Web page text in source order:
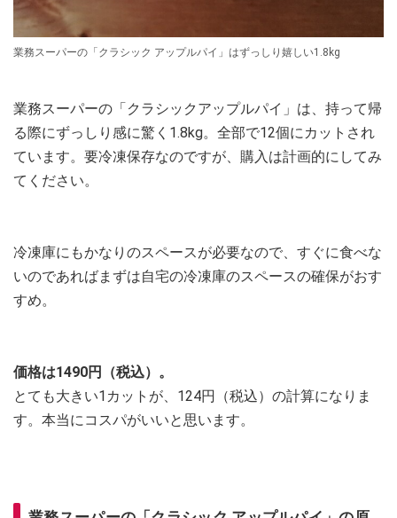
業務スーパーの「クラシック アップルパイ」はずっしり嬉しい1.8kg
業務スーパーの「クラシックアップルパイ」は、持って帰
る際にずっしり感に驚く1.8kg。全部で12個にカットされ
ています。要冷凍保存なのですが、購入は計画的にしてみ
てください。
冷凍庫にもかなりのスペースが必要なので、すぐに食べな
いのであればまずは自宅の冷凍庫のスペースの確保がおす
すめ。
価格は1490円（税込）。
とても大きい1カットが、124円（税込）の計算になりま
す。本当にコスパがいいと思います。